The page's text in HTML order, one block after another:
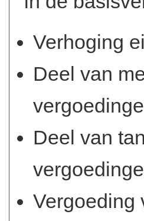
Verhoging
Deel van
Deel van
Vergoeding